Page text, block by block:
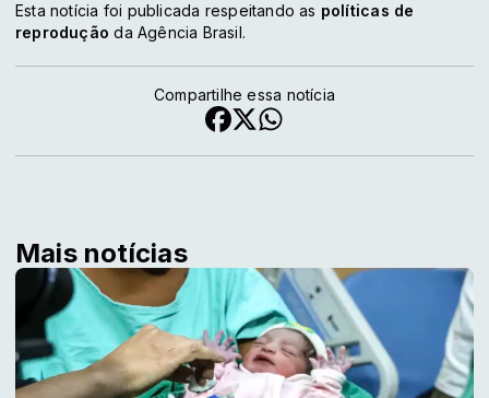
Esta notícia foi publicada respeitando as políticas de
reprodução da Agência Brasil.
Compartilhe essa notícia
Mais notícias